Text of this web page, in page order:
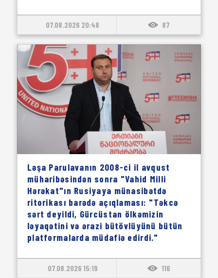
07.08.2026 20:48 87
Ləşa Parulavanın 2008-ci il avqust
müharibəsindən sonra "Vahid Milli
Hərəkat"ın Rusiyaya münasibətdə
ritorikası barədə açıqlaması: "Təkcə
sərt deyildi, Gürcüstan ölkəmizin
ləyaqətini və ərazi bütövlüyünü bütün
platformalarda müdafiə edirdi."
07.08.2026 15:19 116